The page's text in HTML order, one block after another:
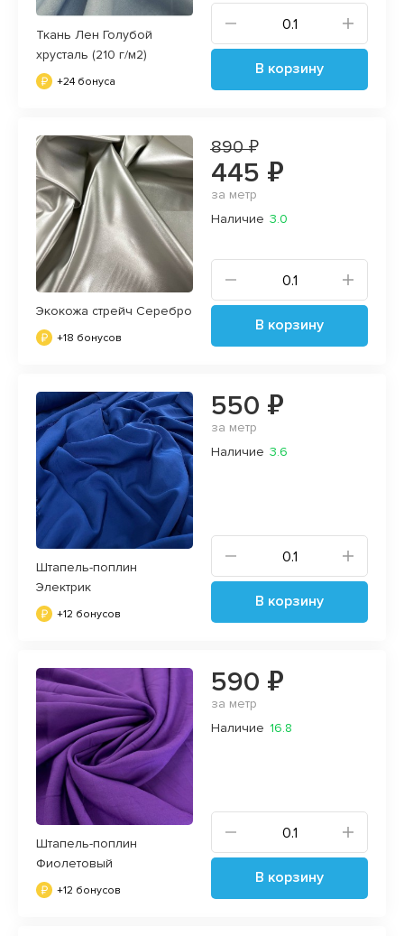
Ткань Лен Голубой
хрусталь (210 г/м2)
+24 бонуса
В корзину
Экокожа стрейч Серебро
+18 бонусов
890 ₽
445 ₽
за метр
Наличие 3.0
В корзину
Штапель-поплин
Электрик
+12 бонусов
550 ₽
за метр
Наличие 3.6
В корзину
Штапель-поплин
Фиолетовый
+12 бонусов
590 ₽
за метр
Наличие 16.8
В корзину